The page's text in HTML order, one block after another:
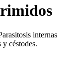
internas
céstodes.